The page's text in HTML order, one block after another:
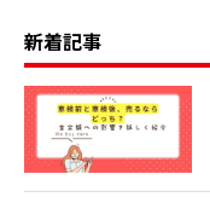
新着記事